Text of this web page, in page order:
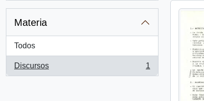
Materia
Todos
Discursos
, 1 resultados
1